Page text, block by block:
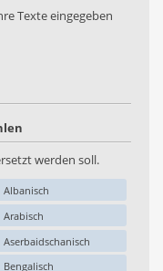
Texte eingegeben
werden soll.
Albanisch
Arabisch
Aserbaidschanisch
Bengalisch